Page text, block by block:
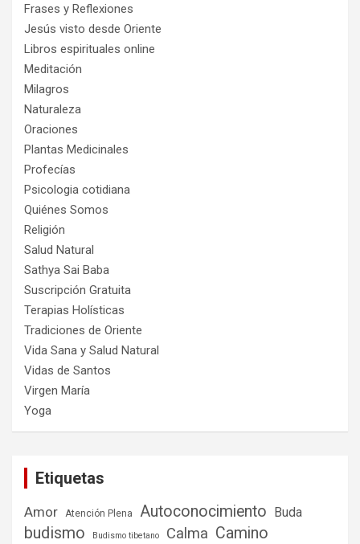
Frases y Reflexiones
Jesús visto desde Oriente
Libros espirituales online
Meditación
Milagros
Naturaleza
Oraciones
Plantas Medicinales
Profecías
Psicologia cotidiana
Quiénes Somos
Religión
Salud Natural
Sathya Sai Baba
Suscripción Gratuita
Terapias Holísticas
Tradiciones de Oriente
Vida Sana y Salud Natural
Vidas de Santos
Virgen María
Yoga
Etiquetas
Amor Atención Plena Autoconocimiento Buda
budismo Budismo tibetano Calma Camino